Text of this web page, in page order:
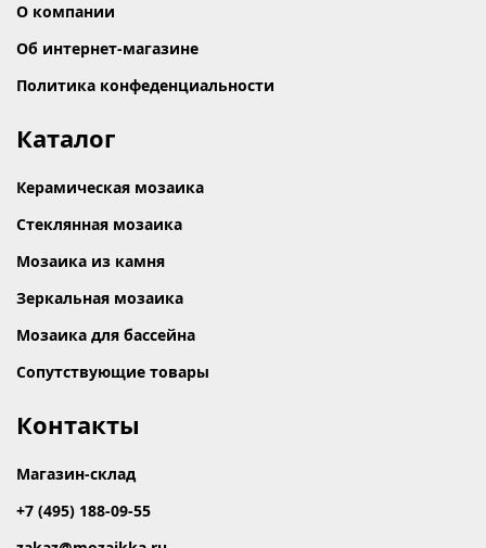
О компании
Об интернет-магазине
Политика конфеденциальности
Каталог
Керамическая мозаика
Стеклянная мозаика
Мозаика из камня
Зеркальная мозаика
Мозаика для бассейна
Сопутствующие товары
Контакты
Магазин-склад
+7 (495) 188-09-55